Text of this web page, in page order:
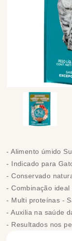
- Alimento úmido
- Indicado para
- Conservado
- Combinação
- Multi proteínas -
- Auxilia na saúde
- Resultados nos